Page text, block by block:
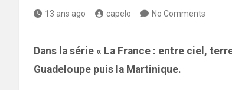
13 ans ago capelo No Comments
Dans la série « La France : entre ciel,
Guadeloupe puis la Martinique.